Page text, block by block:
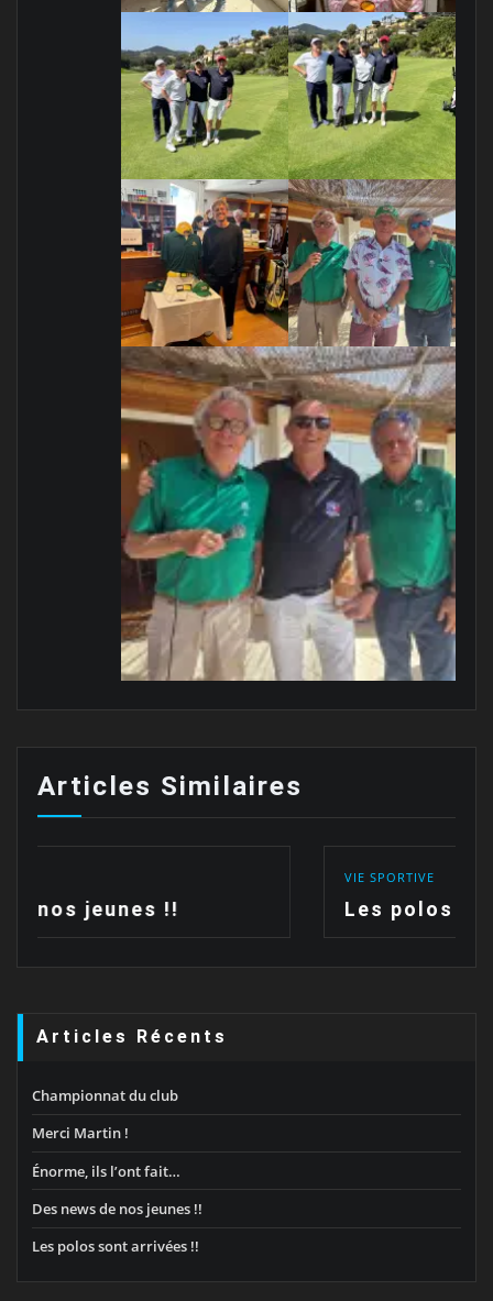
Articles Similaires
Les polos sont arrivées !!
Articles Récents
Championnat du club
Merci Martin !
Énorme, ils l’ont fait…
Des news de nos jeunes !!
Les polos sont arrivées !!